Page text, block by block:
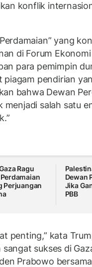
konflik
yang
di Forum
para pemimpin
pendirian
bahwa Dewan
menjadi salah satu
Ragu
Perjuangan
Dewan
Jika
PBB
penting,” kata
sukses di
Prabowo